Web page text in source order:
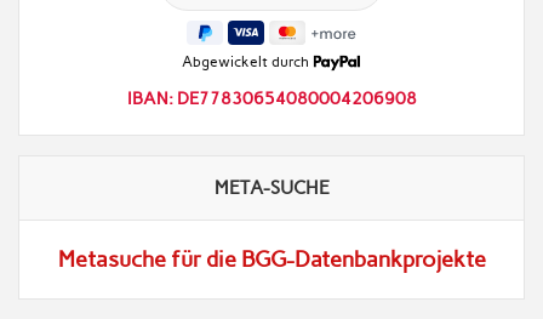
Abgewickelt durch
IBAN: DE77830654080004206908
META-SUCHE
Metasuche für die BGG-Datenbankprojekte